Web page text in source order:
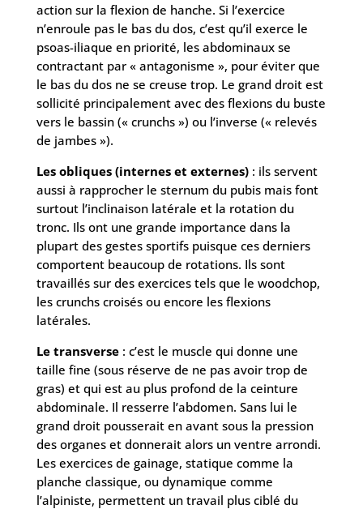
action sur la flexion de hanche. Si l’exercice
n’enroule pas le bas du dos, c’est qu’il exerce le
psoas-iliaque en priorité, les abdominaux se
contractant par « antagonisme », pour éviter que
le bas du dos ne se creuse trop. Le grand droit est
sollicité principalement avec des flexions du buste
vers le bassin (« crunchs ») ou l’inverse (« relevés
de jambes »).
Les obliques (internes et externes): ils servent
aussi à rapprocher le sternum du pubis mais font
surtout l’inclinaison latérale et la rotation du
tronc. Ils ont une grande importance dans la
plupart des gestes sportifs puisque ces derniers
comportent beaucoup de rotations. Ils sont
travaillés sur des exercices tels que le woodchop,
les crunchs croisés ou encore les flexions
latérales.
Le transverse: c’est le muscle qui donne une
taille fine (sous réserve de ne pas avoir trop de
gras) et qui est au plus profond de la ceinture
abdominale. Il resserre l’abdomen. Sans lui le
grand droit pousserait en avant sous la pression
des organes et donnerait alors un ventre arrondi.
Les exercices de gainage, statique comme la
planche classique, ou dynamique comme
l’alpiniste, permettent un travail plus ciblé du